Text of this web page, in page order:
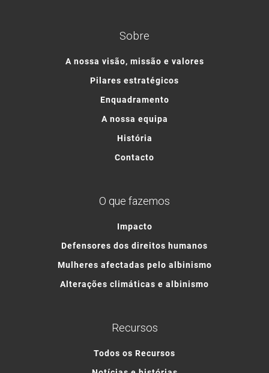
Sobre
A nossa visão, missão e valores
Pilares estratégicos
Enquadramento
A nossa equipa
História
Contacto
O que fazemos
Impacto
Defensores dos direitos humanos
Mulheres afectadas pelo albinismo
Alterações climáticas e albinismo
Recursos
Todos os Recursos